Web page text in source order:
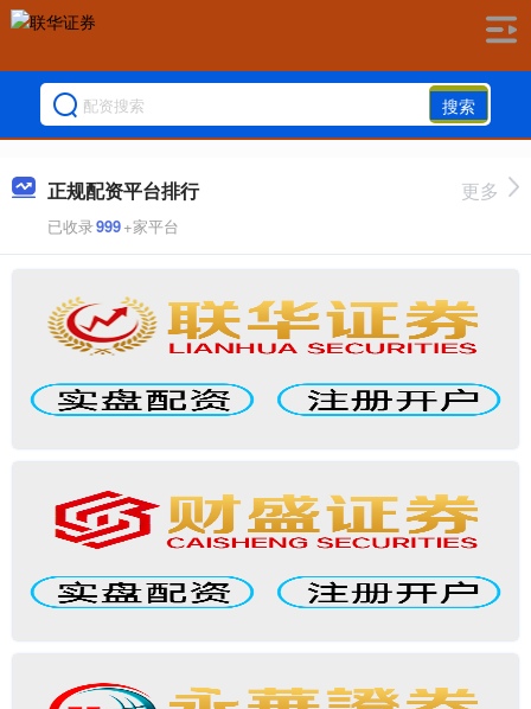
搜索
正规配资平台排行
已收录999+家平台
更多